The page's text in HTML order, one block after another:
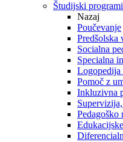
Študijski
Nazaj
Poučevanje
Predšolska
Socialna
Specialna
Logopedija
Pomoč z
Inkluzivna
Pedagoško